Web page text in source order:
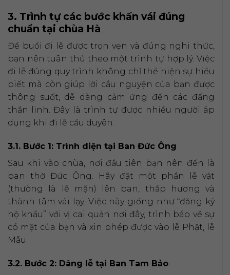
3. Trình tự các bước khấn vái đúng
chuẩn tại chùa Hà
Để buổi đi lễ được trọn vẹn và đúng nghi thức,
bạn nên tuân thủ theo một trình tự hợp lý. Việc
đi lễ đúng quy trình không chỉ thể hiện sự hiểu
biết mà còn giúp lời cầu nguyện của bạn được
thông suốt, dễ dàng cảm ứng đến các đấng
thần linh. Đây là trình tự được nhiều người áp
dụng khi đi lễ cầu duyên.
3.1. Bước 1: Trình diện tại Ban Đức Ông
Sau khi vào chùa, nơi đầu tiên bạn nên đến là
ban thờ Đức Ông. Hãy đặt một phần lễ vật
(thường là lễ mặn) lên ban, thắp hương và
thành tâm vái lạy. Việc này giống như “đăng ký
hộ khẩu” với vị cai quản nơi đây, trình báo về sự
có mặt của bạn và xin phép được vào lễ Phật, lễ
Mẫu.
3.2. Bước 2: Dâng lễ tại Ban Tam Bảo